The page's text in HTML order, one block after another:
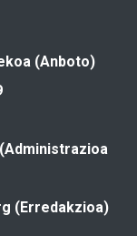
(Anboto)
(Administrazioa
(Erredakzioa)